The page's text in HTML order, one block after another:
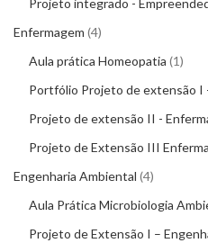
Projeto integrado -
Enfermagem 4
Aula prática Homeopatia 1
Portfólio Projeto de extensão I
Projeto de extensão II -
Projeto de Extensão III
Engenharia Ambiental 4
Aula Prática Microbiologia
Projeto de Extensão I –